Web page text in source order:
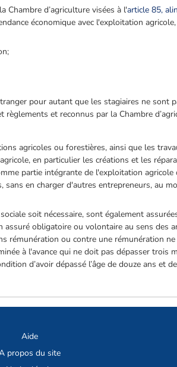
Chambre d’agriculture visées à l'article 85,
économique avec l'exploitation
pour autant que les stagiaires ne sont
et reconnus par la Chambre
agricoles ou forestières, ainsi que les
en particulier les créations et les
partie intégrante de l'exploitation
en charger d'autres entrepreneurs, au
soit nécessaire, sont également
obligatoire ou volontaire au sens des
rémunération ou contre une rémunération
à l'avance qui ne doit pas dépasser trois
d’avoir dépassé l’âge de douze ans et
Aide
propos du site